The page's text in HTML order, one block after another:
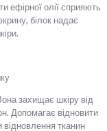
ефірної олії сприяють
білок надає
захищає шкіру від
Допомагає відновити
тканин